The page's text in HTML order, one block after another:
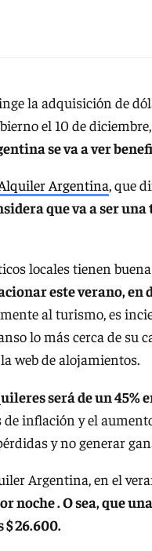
la adquisición de
el 10 de diciembre,
se va a ver
Argentina, que
que va a ser
locales tienen
este verano,
al turismo, es
lo más cerca de su
web de alojamientos.
será de un 45%
inflación y el
y no generar
Argentina, en el
noche . O sea, que
26.600.